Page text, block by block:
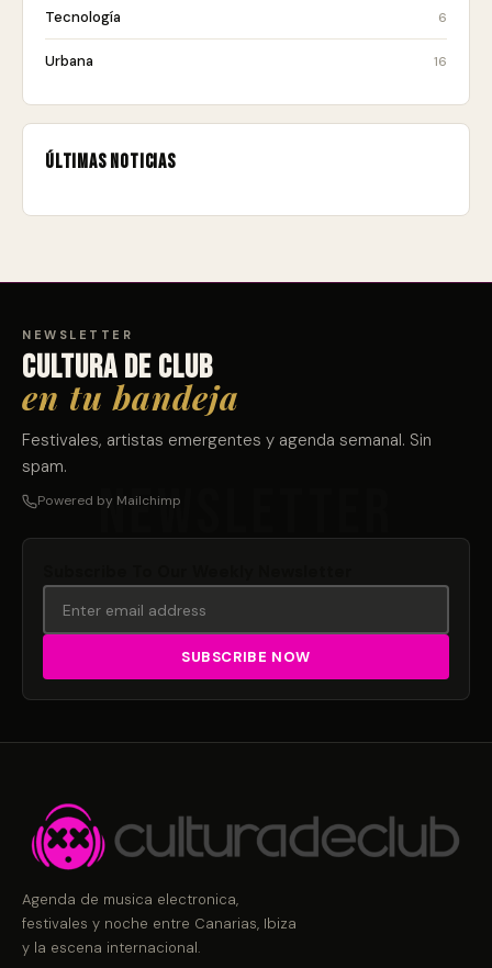
Tecnología 6
Urbana 16
Últimas noticias
NEWSLETTER
Cultura de club
en tu bandeja
Festivales, artistas emergentes y agenda semanal. Sin
spam.
Powered by Mailchimp
Agenda de musica electronica,
festivales y noche entre Canarias, Ibiza
y la escena internacional.